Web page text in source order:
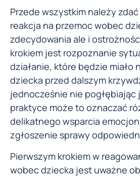
Przede wszystkim należy
reakcja na przemoc wobec
zdecydowania ale i
krokiem jest rozpoznanie
działanie, które będzie miało
dziecka przed dalszym
jednocześnie nie pogłębiając
praktyce może to oznaczać
delikatnego wsparcia
zgłoszenie sprawy
Pierwszym krokiem w
wobec dziecka jest uważne